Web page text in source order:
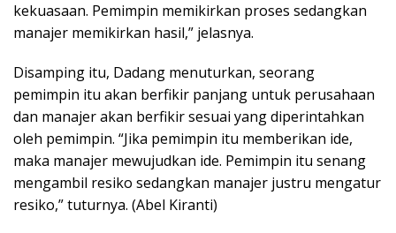
kekuasaan. Pemimpin memikirkan proses sedangkan
manajer memikirkan hasil,” jelasnya.
Disamping itu, Dadang menuturkan, seorang
pemimpin itu akan berfikir panjang untuk perusahaan
dan manajer akan berfikir sesuai yang diperintahkan
oleh pemimpin. “Jika pemimpin itu memberikan ide,
maka manajer mewujudkan ide. Pemimpin itu senang
mengambil resiko sedangkan manajer justru mengatur
resiko,” tuturnya. (Abel Kiranti)